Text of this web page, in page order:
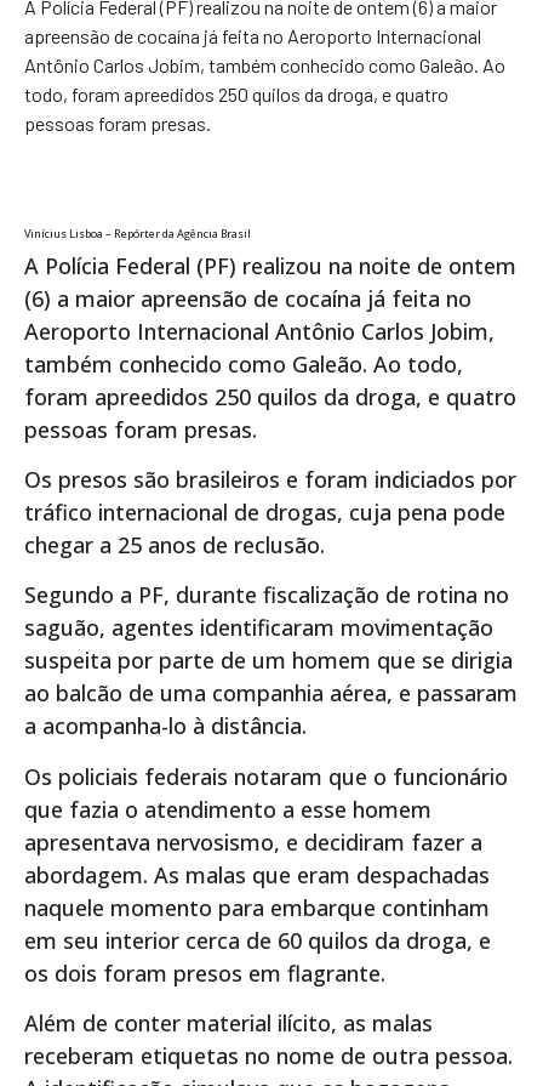
A Polícia Federal (PF) realizou na noite de ontem (6) a maior
apreensão de cocaína já feita no Aeroporto Internacional
Antônio Carlos Jobim, também conhecido como Galeão. Ao
todo, foram apreedidos 250 quilos da droga, e quatro
pessoas foram presas.
Vinícius Lisboa – Repórter da Agência Brasil
A Polícia Federal (PF) realizou na noite de ontem
(6) a maior apreensão de cocaína já feita no
Aeroporto Internacional Antônio Carlos Jobim,
também conhecido como Galeão. Ao todo,
foram apreedidos 250 quilos da droga, e quatro
pessoas foram presas.
Os presos são brasileiros e foram indiciados por
tráfico internacional de drogas, cuja pena pode
chegar a 25 anos de reclusão.
Segundo a PF, durante fiscalização de rotina no
saguão, agentes identificaram movimentação
suspeita por parte de um homem que se dirigia
ao balcão de uma companhia aérea, e passaram
a acompanha-lo à distância.
Os policiais federais notaram que o funcionário
que fazia o atendimento a esse homem
apresentava nervosismo, e decidiram fazer a
abordagem. As malas que eram despachadas
naquele momento para embarque continham
em seu interior cerca de 60 quilos da droga, e
os dois foram presos em flagrante.
Além de conter material ilícito, as malas
receberam etiquetas no nome de outra pessoa.